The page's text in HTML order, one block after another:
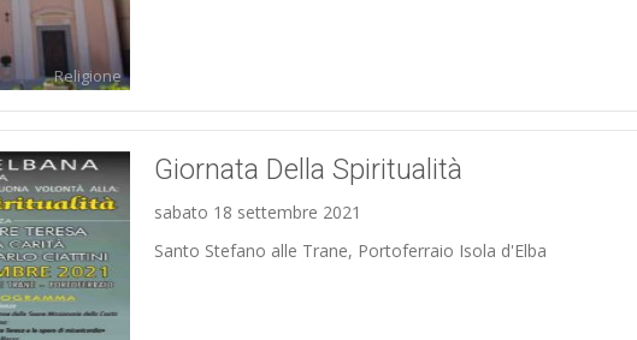
Religione
Giornata Della Spiritualità
sabato 18 settembre 2021
Santo Stefano alle Trane, Portoferraio Isola d'Elba